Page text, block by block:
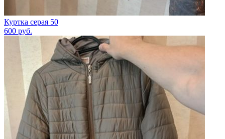
Куртка серая 50
600 руб.